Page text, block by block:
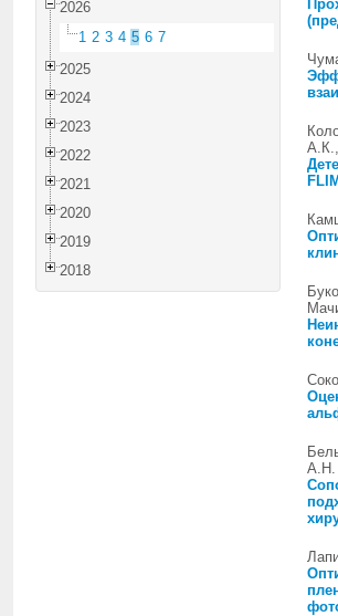
2026
1 2 3 4 5 6 7
2025
2024
2023
2022
2021
2020
2019
2018
А.Н.